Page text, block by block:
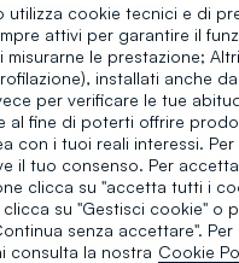
utilizza cookie tecnici e di
attivi per garantire il
misurarne le prestazione;
installati anche
per verificare le tue
al fine di poterti offrire
con i tuoi reali interessi. Per
il tuo consenso. Per
clicca su "accetta tutti i
clicca su "Gestisci cookie" o
senza accettare". Per
consulta la nostra Cookie